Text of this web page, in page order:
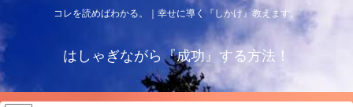
コレを読めばわかる。｜幸せに導く『しかけ』教えます。
はしゃぎながら『成功』する方法！